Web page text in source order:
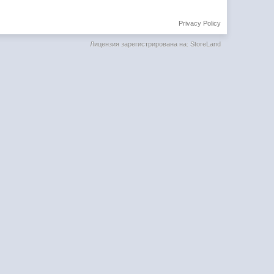
Privacy Policy
Лицензия зарегистрирована на: StoreLand